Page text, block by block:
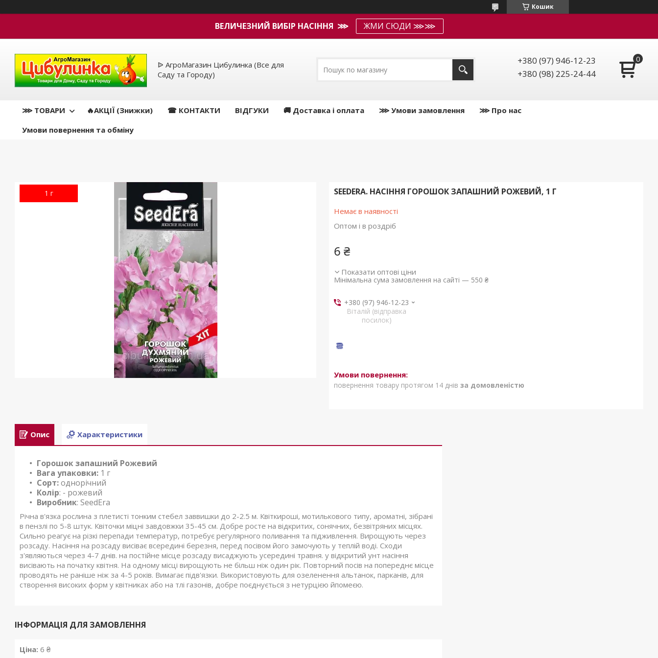
Кошик
ВЕЛИЧЕЗНИЙ ВИБІР НАСІННЯ ⋙ ЖМИ СЮДИ ⋙⋙
ᐉ АгроМагазин Цибулинка (Все для
Саду та Городу)
+380 (97) 946-12-23
+380 (98) 225-24-44
⋙ ТОВАРИ 🔥АКЦІЇ (Знижки) ☎ КОНТАКТИ ВІДГУКИ 🚚 Доставка і оплата ⋙ Умови замовлення
⋙ Про нас
Умови повернення та обміну
1 г SEEDERA. НАСІННЯ ГОРОШОК ЗАПАШНИЙ РОЖЕВИЙ, 1 Г
Немає в наявності
Оптом і в роздріб
6 ₴
Показати оптові ціни
Мінімальна сума замовлення на сайті — 550 ₴
+380 (97) 946-12-23
Віталій (відправка
посилок)
повернення товару протягом 14 днів за домовленістю
Опис Характеристики
Горошок запашний Рожевий
Вага упаковки: 1 г
Сорт:однорічний
Колір: - рожевий
Виробник: SeedEra
Річна в'язка рослина з плетисті тонким стебел заввишки до 2-2.5 м. Квіткироші, мотилькового типу, ароматні, зібрані
в пензлі по 5-8 штук. Квіточки міцні завдовжки 35-45 см. Добре росте на відкритих, сонячних, безвітряних місцях.
Сильно реагує на різкі перепади температур, потребує регулярного поливання та підживлення. Вирощують через
розсаду. Насіння на розсаду висіває всередині березня, перед посівом його замочують у теплій воді. Сходи
з'являються через 4-7 днів. на постійне місце розсаду висаджують усередині травня. у відкритий унт насіння
висівають на початку квітня. На одному місці вирощують не більш ніж один рік. Повторний посів на попереднє місце
проводять не раніше ніж за 4-5 років. Вимагає підв'язки. Використовують для озеленення альтанок, парканів, для
створення високих форм у квітниках або на тлі газонів, добре поєднується з нетурцією йпомеєю.
ІНФОРМАЦІЯ ДЛЯ ЗАМОВЛЕННЯ
Ціна: 6 ₴